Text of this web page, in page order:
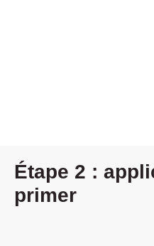
Étape 2 :
primer